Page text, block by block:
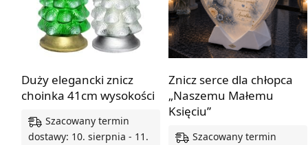
Duży elegancki znicz
choinka 41cm wysokości
Szacowany termin
dostawy: 10. sierpnia - 11.
Znicz serce dla chłopca
„Naszemu Małemu
Księciu”
Szacowany termin